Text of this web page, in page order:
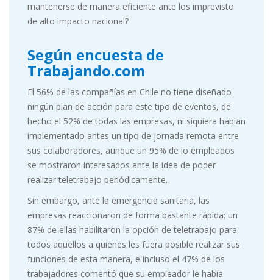
mantenerse de manera eficiente ante los imprevisto
de alto impacto nacional?
Según encuesta de
Trabajando.com
El 56% de las compañías en Chile no tiene diseñado
ningún plan de acción para este tipo de eventos, de
hecho el 52% de todas las empresas, ni siquiera habían
implementado antes un tipo de jornada remota entre
sus colaboradores, aunque un 95% de lo empleados
se mostraron interesados ante la idea de poder
realizar teletrabajo periódicamente.
Sin embargo, ante la emergencia sanitaria, las
empresas reaccionaron de forma bastante rápida; un
87% de ellas habilitaron la opción de teletrabajo para
todos aquellos a quienes les fuera posible realizar sus
funciones de esta manera, e incluso el 47% de los
trabajadores comentó que su empleador le había